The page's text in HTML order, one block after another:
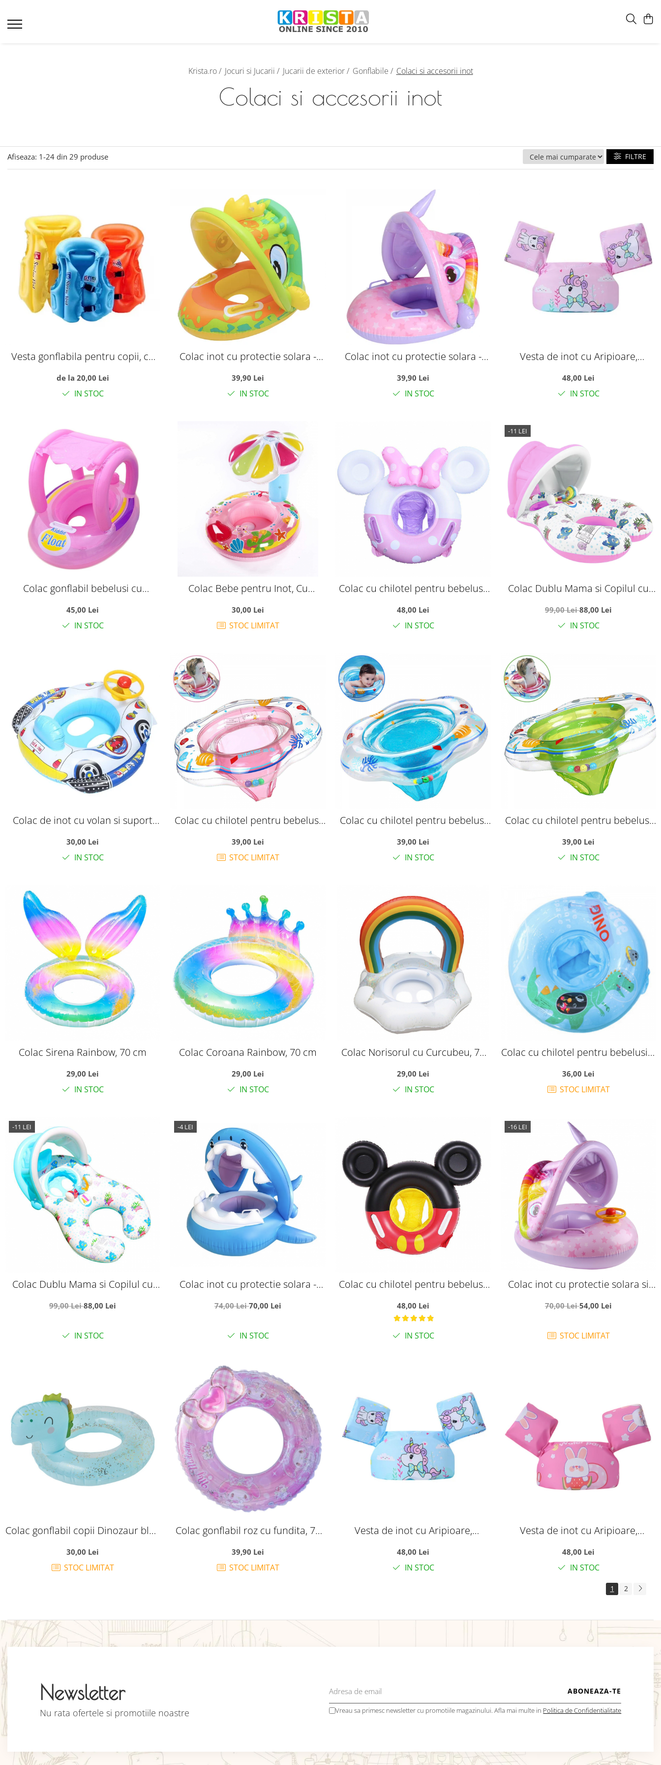
Krista.ro / Jocuri si Jucarii / Jucarii de exterior / Gonflabile / Colaci si accesorii inot
Colaci si accesorii inot
Afiseaza: 1-24 din 29 produse FILTRE
Vesta gonflabila pentru copii, cu
de la 20,00 Lei
IN STOC
Colac inot cu protectie solara -
39,90 Lei
IN STOC
Colac inot cu protectie solara -
39,90 Lei
IN STOC
Vesta de inot cu Aripioare,
48,00 Lei
IN STOC
Colac gonflabil bebelusi cu
tip chilotel, 12-36 luni, roz
45,00 Lei
IN STOC
Colac Bebe pentru Inot, Cu
30,00 Lei
STOC LIMITAT
Colac cu chilotel pentru bebelusi,
48,00 Lei
IN STOC
-11 LEI
Colac Dublu Mama si Copilul cu
99,00 Lei88,00 Lei
IN STOC
Colac de inot cu volan si suport
5 ani
30,00 Lei
IN STOC
Colac cu chilotel pentru bebelusi
39,00 Lei
STOC LIMITAT
Colac cu chilotel pentru bebelusi
39,00 Lei
IN STOC
Colac cu chilotel pentru bebelusi
39,00 Lei
IN STOC
Colac Sirena Rainbow, 70 cm
29,00 Lei
IN STOC
Colac Coroana Rainbow, 70 cm
29,00 Lei
IN STOC
Colac Norisorul cu Curcubeu, 70
29,00 Lei
IN STOC
Colac cu chilotel pentru bebelusi 3
36,00 Lei
STOC LIMITAT
-11 LEI
Colac Dublu Mama si Copilul cu
99,00 Lei88,00 Lei
IN STOC
-4 LEI
Colac inot cu protectie solara -
74,00 Lei70,00 Lei
IN STOC
Colac cu chilotel pentru bebelusi,
48,00 Lei
IN STOC
-16 LEI
Colac inot cu protectie solara si
70,00 Lei54,00 Lei
STOC LIMITAT
Colac gonflabil copii Dinozaur bleu
30,00 Lei
STOC LIMITAT
Colac gonflabil roz cu fundita, 70
39,90 Lei
STOC LIMITAT
Vesta de inot cu Aripioare,
48,00 Lei
IN STOC
Vesta de inot cu Aripioare,
48,00 Lei
IN STOC
1 2
Newsletter
Nu rata ofertele si promotiile noastre Vreau sa primesc newsletter cu promotiile magazinului. Afla mai multe in Politica de Confidentialitate